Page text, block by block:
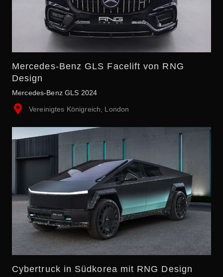
Mercedes-Benz GLS Facelift von RNG
Design
Mercedes-Benz GLS 2024
Vereinigtes Königreich, London
Cybertruck in Südkorea mit RNG Design